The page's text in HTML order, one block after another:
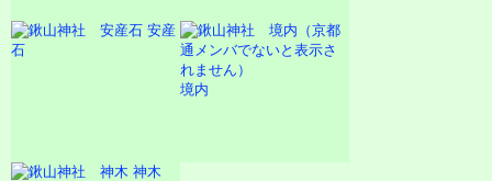
安産
石
境内
神木